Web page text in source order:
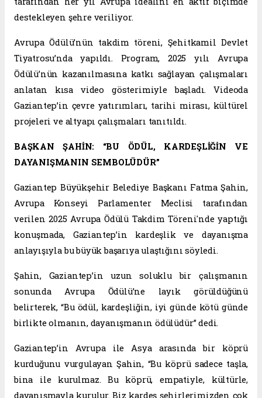
destekleyen şehre veriliyor.
Avrupa Ödülü’nün takdim töreni, Şehitkamil Devlet
Tiyatrosu’nda yapıldı. Program, 2025 yılı Avrupa
Ödülü’nün kazanılmasına katkı sağlayan çalışmaları
anlatan kısa video gösterimiyle başladı. Videoda
Gaziantep’in çevre yatırımları, tarihi mirası, kültürel
projeleri ve altyapı çalışmaları tanıtıldı.
BAŞKAN ŞAHİN: “BU ÖDÜL, KARDEŞLİĞİN VE
DAYANIŞMANIN SEMBOLÜDÜR”
Gaziantep Büyükşehir Belediye Başkanı Fatma Şahin,
Avrupa Konseyi Parlamenter Meclisi tarafından
verilen 2025 Avrupa Ödülü Takdim Töreni'nde yaptığı
konuşmada, Gaziantep’in kardeşlik ve dayanışma
anlayışıyla bu büyük başarıya ulaştığını söyledi.
Şahin, Gaziantep’in uzun soluklu bir çalışmanın
sonunda Avrupa Ödülü’ne layık görüldüğünü
belirterek, “Bu ödül, kardeşliğin, iyi günde kötü günde
birlikte olmanın, dayanışmanın ödülüdür” dedi.
Gaziantep’in Avrupa ile Asya arasında bir köprü
kurduğunu vurgulayan Şahin, “Bu köprü sadece taşla,
bina ile kurulmaz. Bu köprü, empatiyle, kültürle,
dayanışmayla kurulur. Biz kardeş şehirlerimizden çok